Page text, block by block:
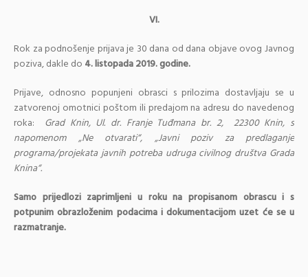
VI.
Rok za podnošenje prijava je 30 dana od dana objave ovog Javnog
poziva, dakle do 4. listopada 2019. godine.
Prijave, odnosno popunjeni obrasci s prilozima dostavljaju se u
zatvorenoj omotnici poštom ili predajom na adresu do navedenog
roka: Grad Knin, Ul. dr. Franje Tuđmana br. 2, 22300 Knin, s
napomenom „Ne otvarati“, „Javni poziv za predlaganje
programa/projekata javnih potreba udruga civilnog društva Grada
Knina“.
Samo prijedlozi zaprimljeni u roku na propisanom obrascu i s
potpunim obrazloženim podacima i dokumentacijom uzet će se u
razmatranje.